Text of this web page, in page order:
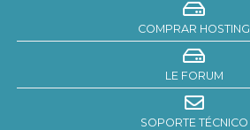
COMPRAR HOSTING
LE FORUM
SOPORTE TÉCNICO